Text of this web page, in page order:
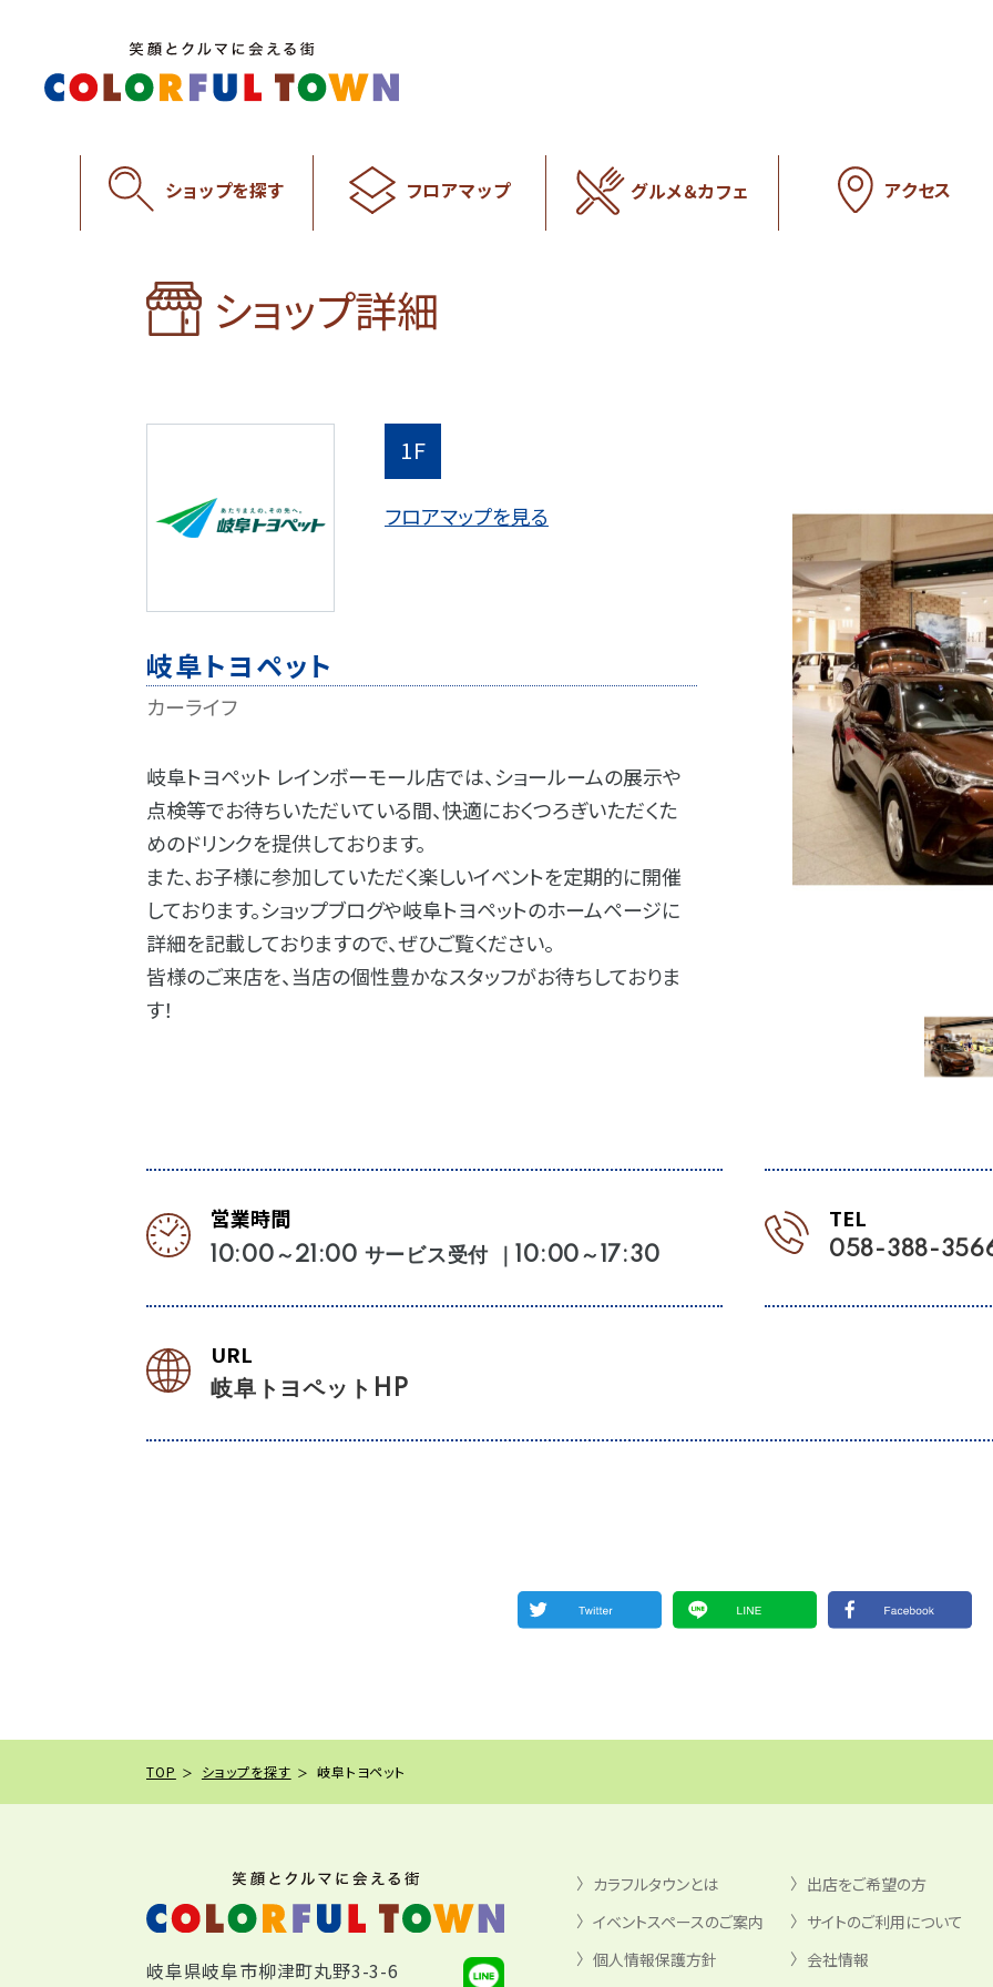
ショップを探す フロアマップ グルメ＆カフェ アクセス
ショップ詳細
1F
フロアマップを見る
岐阜トヨペット
カーライフ
岐阜トヨペット レインボーモール店では、ショールームの展示や
点検等でお待ちいただいている間、快適におくつろぎいただくた
めのドリンクを提供しております。
また、お子様に参加していただく楽しいイベントを定期的に開催
しております。ショップブログや岐阜トヨペットのホームページに
詳細を記載しておりますので、ぜひご覧ください。
皆様のご来店を、当店の個性豊かなスタッフがお待ちしておりま
す！
営業時間
10:00～21:00 サービス受付 ｜10:00～17:30
TEL
058-388-
URL
岐阜トヨペットHP
TOP ショップを探す 岐阜トヨペット
岐阜県岐阜市柳津町丸野3-3-6
カラフルタウンとは
出店をご希望の方
イベントスペースのご案内
サイトのご利用について
個人情報保護方針
会社情報